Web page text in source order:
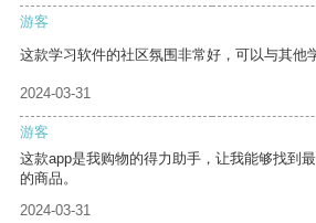
游客
这款学习软件的社区氛围非常好，可以与其他
2024-03-31
游客
这款app是我购物的得力助手，让我能够找到
的商品。
2024-03-31